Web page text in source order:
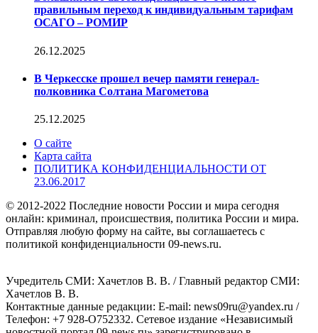
правильным переход к индивидуальным тарифам
ОСАГО – РОМИР
26.12.2025
В Черкесске прошел вечер памяти генерал-
полковника Солтана Магометова
25.12.2025
О сайте
Карта сайта
ПОЛИТИКА КОНФИДЕНЦИАЛЬНОСТИ ОТ
23.06.2017
© 2012-2022 Последние новости России и мира сегодня
онлайн: криминал, происшествия, политика России и мира.
Отправляя любую форму на сайте, вы соглашаетесь с
политикой конфиденциальности 09-news.ru.
Учредитель СМИ: Хaчeтлoв B. B. / Главный редактор СМИ:
Хaчeтлoв B. B.
Контактные данные редакции: E-mail: news09ru@yandex.ru /
Телефон: +7 928-O752332. Сетевое издание «Независимый